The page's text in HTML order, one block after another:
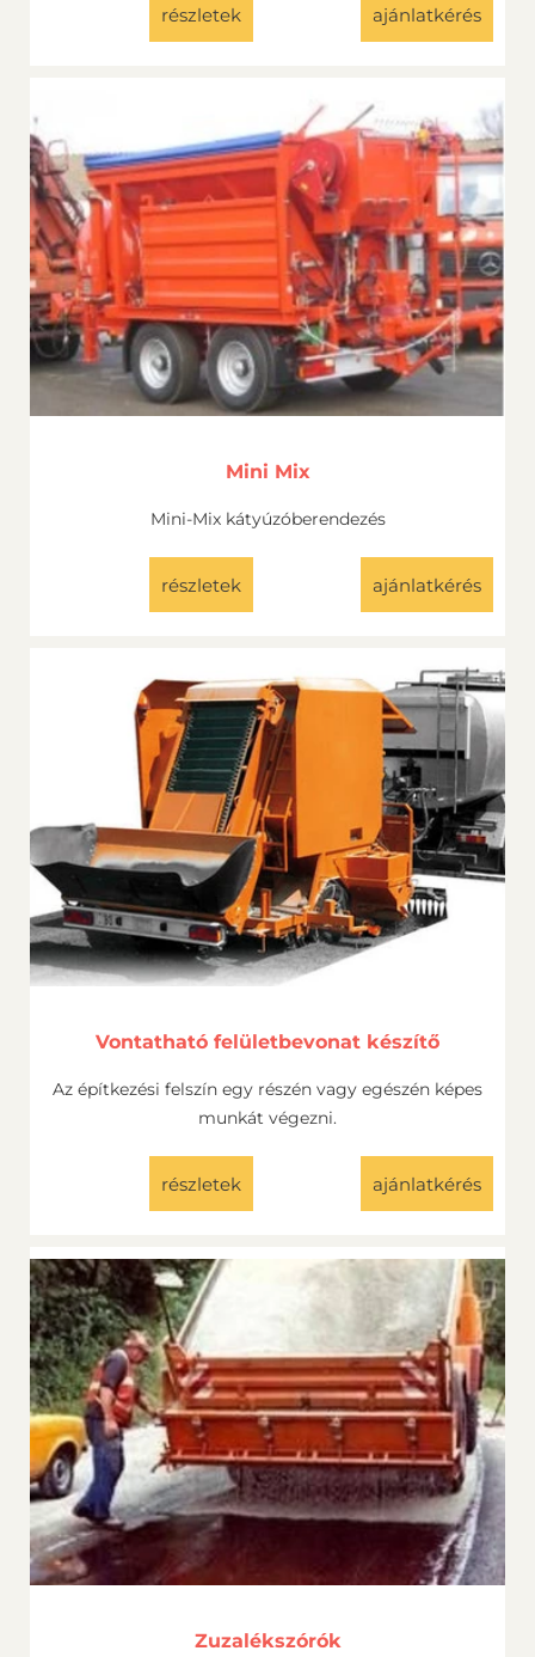
részletek ajánlatkérés
Mini Mix
Mini-Mix kátyúzóberendezés
részletek ajánlatkérés
Vontatható felületbevonat készítő
Az építkezési felszín egy részén vagy egészén képes
munkát végezni.
részletek ajánlatkérés
Zuzalékszórók